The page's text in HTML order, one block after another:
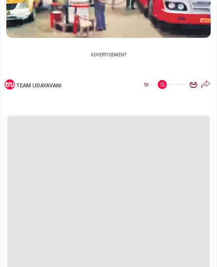
ADVERTISEMENT
TEAM UDAYAVANI ಅ ಅ